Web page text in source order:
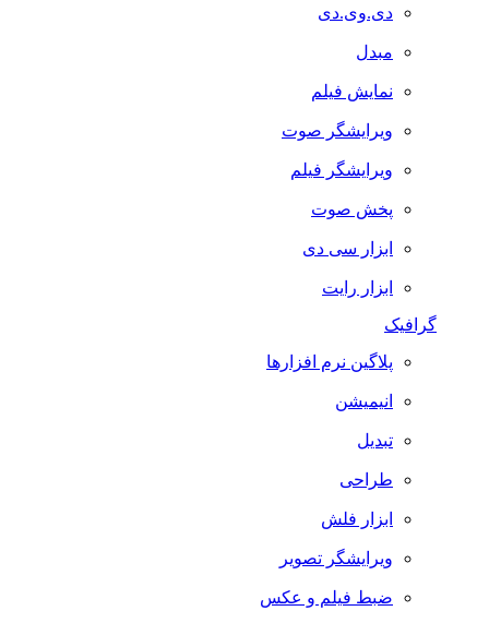
دی.وی.دی
مبدل
نمایش فیلم
ویرایشگر صوت
ویرایشگر فیلم
پخش صوت
ابزار سی دی
ابزار رایت
گرافیک
پلاگین نرم افزارها
انیمیشن
تبدیل
طراحی
ابزار فلش
ویرایشگر تصویر
ضبط فيلم و عكس